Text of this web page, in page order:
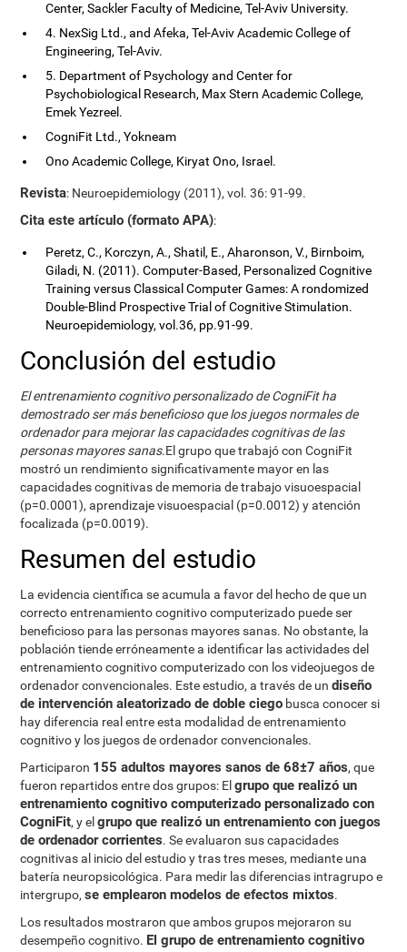
Center, Sackler Faculty of Medicine, Tel-Aviv University.
4. NexSig Ltd., and Afeka, Tel-Aviv Academic College of
Engineering, Tel-Aviv.
5. Department of Psychology and Center for
Psychobiological Research, Max Stern Academic College,
Emek Yezreel.
CogniFit Ltd., Yokneam
Ono Academic College, Kiryat Ono, Israel.
Revista: Neuroepidemiology (2011), vol. 36: 91-99.
Cita este artículo (formato APA):
Peretz, C., Korczyn, A., Shatil, E., Aharonson, V., Birnboim,
Giladi, N. (2011). Computer-Based, Personalized Cognitive
Training versus Classical Computer Games: A rondomized
Double-Blind Prospective Trial of Cognitive Stimulation.
Neuroepidemiology, vol.36, pp.91-99.
Conclusión del estudio
El entrenamiento cognitivo personalizado de CogniFit ha
demostrado ser más beneficioso que los juegos normales de
ordenador para mejorar las capacidades cognitivas de las
personas mayores sanas.El grupo que trabajó con CogniFit
mostró un rendimiento significativamente mayor en las
capacidades cognitivas de memoria de trabajo visuoespacial
(p=0.0001), aprendizaje visuoespacial (p=0.0012) y atención
focalizada (p=0.0019).
Resumen del estudio
La evidencia científica se acumula a favor del hecho de que un
correcto entrenamiento cognitivo computerizado puede ser
beneficioso para las personas mayores sanas. No obstante, la
población tiende erróneamente a identificar las actividades del
entrenamiento cognitivo computerizado con los videojuegos de
ordenador convencionales. Este estudio, a través de undiseño
de intervención aleatorizado de doble ciego busca conocer si
hay diferencia real entre esta modalidad de entrenamiento
cognitivo y los juegos de ordenador convencionales.
Participaron 155 adultos mayores sanos de 68±7 años, que
fueron repartidos entre dos grupos: Elgrupo que realizó un
entrenamiento cognitivo computerizado personalizado con
CogniFit, y elgrupo que realizó un entrenamiento con juegos
de ordenador corrientes. Se evaluaron sus capacidades
cognitivas al inicio del estudio y tras tres meses, mediante una
batería neuropsicológica. Para medir las diferencias intragrupo e
intergrupo,se emplearon modelos de efectos mixtos.
Los resultados mostraron que ambos grupos mejoraron su
desempeño cognitivo. El grupo de entrenamiento cognitivo